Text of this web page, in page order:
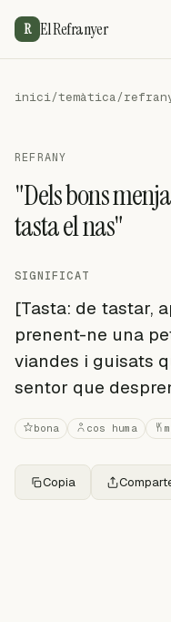
R El Refranyer
inici/temàtica/
REFRANY
"Dels bons
tasta el nas"
SIGNIFICAT
[Tasta: de tastar,
prenent-ne una
viandes i guisats
sentor que
bona cos huma
Copia